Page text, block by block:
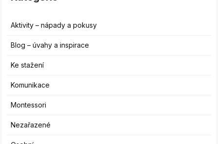
Aktivity – nápady a pokusy
Blog – úvahy a inspirace
Ke stažení
Komunikace
Montessori
Nezařazené